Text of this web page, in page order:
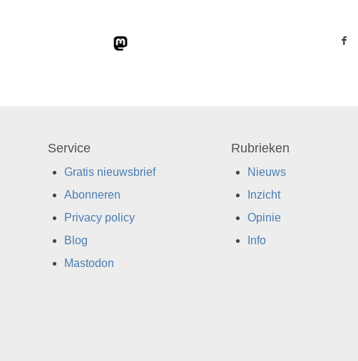
Service
Gratis nieuwsbrief
Abonneren
Privacy policy
Blog
Mastodon
Rubrieken
Nieuws
Inzicht
Opinie
Info